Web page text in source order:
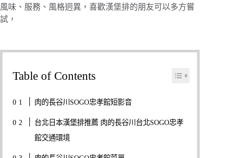
風味、服務、風格迥異，喜歡漢堡排的朋友可以多方嘗
試，
Table of Contents
肉的長谷川SOGO忠孝館短影音
台北日本漢堡排推薦 肉的長谷川台北SOGO忠孝
館交通環境